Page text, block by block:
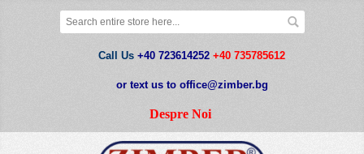
Call Us +40 723614252 +40 735785612
or text us to office@zimber.bg
Despre Noi